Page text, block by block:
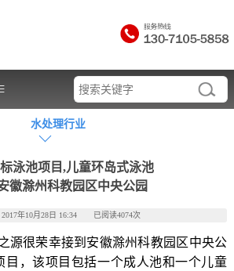
水处理行业
泳池项目,儿童环岛式泳池
徽滁州科教园区中央公园
2017年10月28日 16:34 已阅读4074次
源很荣幸接到安徽滁州科教园区中央公
目，该项目包括一个成人池和一个儿童